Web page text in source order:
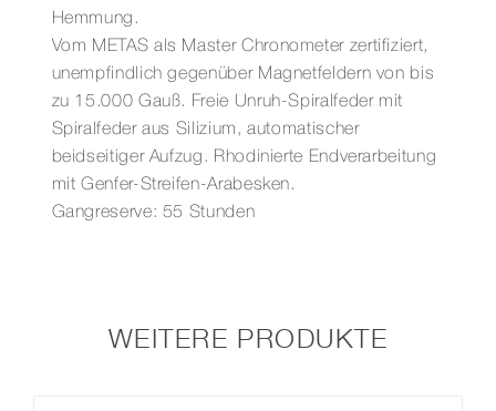
Hemmung.
Vom METAS als Master Chronometer zertifiziert,
unempfindlich gegenüber Magnetfeldern von bis
zu 15.000 Gauß. Freie Unruh-Spiralfeder mit
Spiralfeder aus Silizium, automatischer
beidseitiger Aufzug. Rhodinierte Endverarbeitung
mit Genfer-Streifen-Arabesken.
Gangreserve: 55 Stunden
WEITERE PRODUKTE